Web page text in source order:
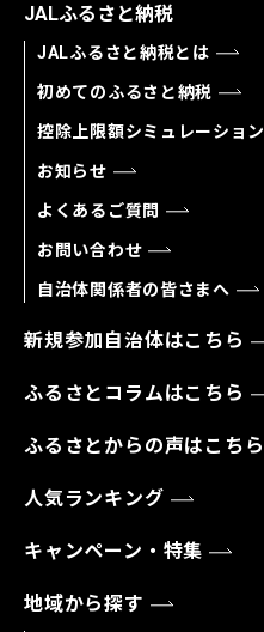
JALふるさと納税
JALふるさと納税とは
初めてのふるさと納税
控除上限額シミュレーション
お知らせ
よくあるご質問
お問い合わせ
自治体関係者の皆さまへ
新規参加自治体はこちら
ふるさとコラムはこちら
ふるさとからの声はこちら
人気ランキング
キャンペーン・特集
地域から探す